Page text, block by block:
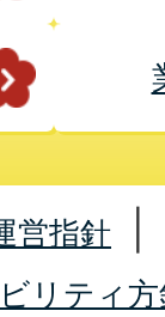
営指針
リティ方